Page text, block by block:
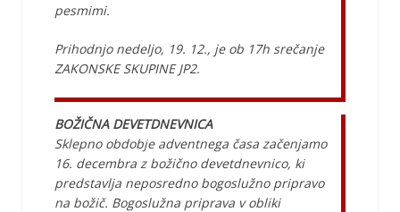
pesmimi.
Prihodnjo nedeljo, 19. 12., je ob 17h srečanje
ZAKONSKE SKUPINE JP2.
BOŽIČNA DEVETDNEVNICA
Sklepno obdobje adventnega časa začenjamo
16. decembra z božično devetdnevnico, ki
predstavlja neposredno bogoslužno pripravo
na božič. Bogoslužna priprava v obliki